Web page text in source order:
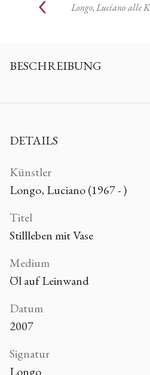
Longo, Lucianoalle
BESCHREIBUNG
DETAILS
Künstler
Longo, Luciano (1967 - )
Titel
Stillleben mit Vase
Medium
Öl auf Leinwand
Datum
2007
Signatur
Longo